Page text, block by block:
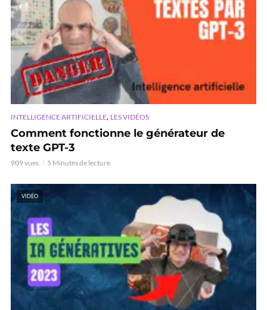
INTELLIGENCE ARTIFICIELLE, LES VIDÉOS
Comment fonctionne le générateur de
texte GPT-3
909 vues 5 Minutes de lecture
VIDÉO